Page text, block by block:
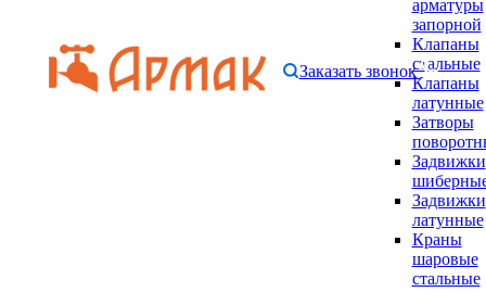
арматуры
запорной
Клапаны
стальные
Клапаны
латунные
Затворы
Задвижки
Задвижки
латунные
Краны
шаровые
стальные
Заказать звонок